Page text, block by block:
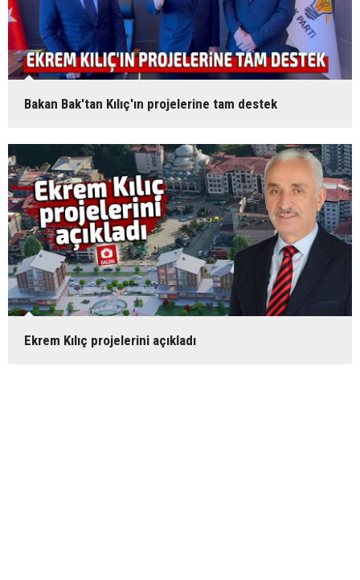
Bakan Bak'tan Kılıç'ın projelerine tam destek
Ekrem Kılıç projelerini açıkladı